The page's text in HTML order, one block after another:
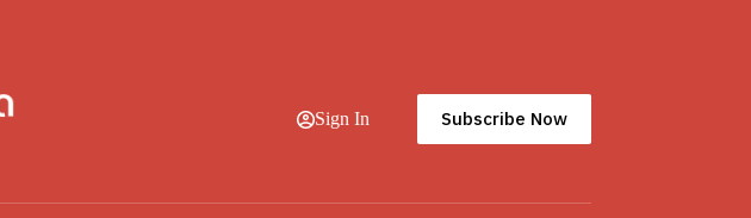
Sign In Subscribe Now